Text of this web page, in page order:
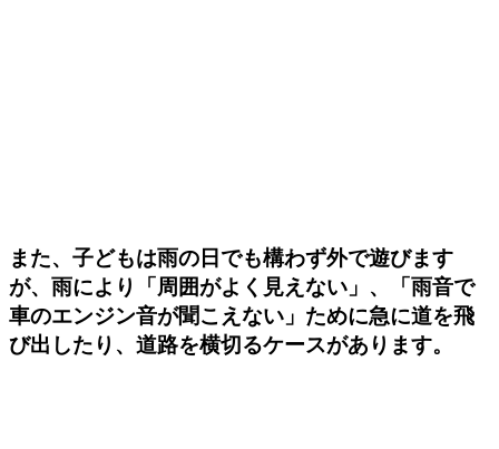
また、子どもは雨の日でも構わず外で遊びます
が、雨により「周囲がよく見えない」、「雨音で
車のエンジン音が聞こえない」ために急に道を飛
び出したり、道路を横切るケースがあります。